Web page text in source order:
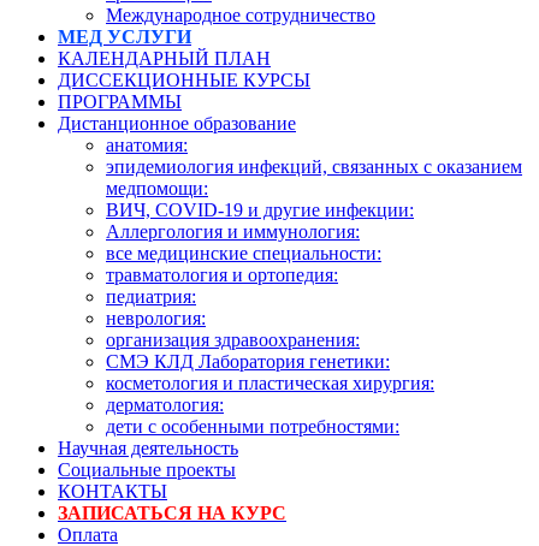
Международное сотрудничество
МЕД УСЛУГИ
КАЛЕНДАРНЫЙ ПЛАН
ДИССЕКЦИОННЫЕ КУРСЫ
ПРОГРАММЫ
Дистанционное образование
анатомия:
эпидемиология инфекций, связанных с оказанием
медпомощи:
ВИЧ, COVID-19 и другие инфекции:
Аллергология и иммунология:
все медицинские специальности:
травматология и ортопедия:
педиатрия:
неврология:
организация здравоохранения:
СМЭ КЛД Лаборатория генетики:
косметология и пластическая хирургия:
дерматология:
дети с особенными потребностями:
Научная деятельность
Социальные проекты
КОНТАКТЫ
ЗАПИСАТЬСЯ НА КУРС
Оплата